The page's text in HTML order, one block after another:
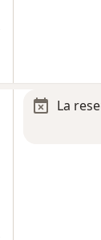
La